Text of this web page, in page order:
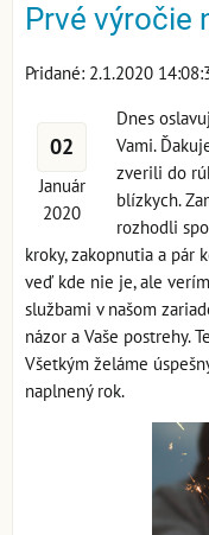
Prvé výročie
Pridané: 2.1.2020
02
Január
2020
Dnes
Vami.
zverili do
blízkych.
rozhodli
kroky, zakopnutia a pár
veď kde nie je, ale
službami v našom
názor a Vaše postrehy.
Všetkým želáme
naplnený rok.